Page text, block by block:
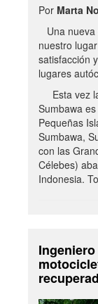
Por Marta
Una nueva
nuestro
satisfacción
lugares
Esta vez
Sumbawa
Pequeñas
Sumbawa,
con las
Célebes)
Indonesia.